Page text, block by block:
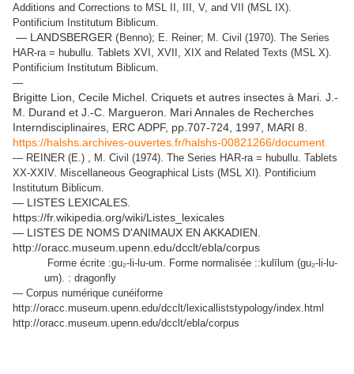
Additions and Corrections to MSL II, III, V, and VII (MSL IX).
Pontificium Institutum Biblicum.
— LANDSBERGER (Benno); E. Reiner; M. Civil (1970). The Series
HAR-ra = hubullu. Tablets XVI, XVII, XIX and Related Texts (MSL X).
Pontificium Institutum Biblicum.
—
Brigitte Lion, Cecile Michel. Criquets et autres insectes à Mari. J.-
M. Durand et J.-C. Margueron. Mari Annales de Recherches
Interndisciplinaires, ERC ADPF, pp.707-724, 1997, MARI 8.
https://halshs.archives-ouvertes.fr/halshs-00821266/document
— REINER (E.) , M. Civil (1974). The Series HAR-ra = hubullu. Tablets
XX-XXIV. Miscellaneous Geographical Lists (MSL XI). Pontificium
Institutum Biblicum.
— LISTES LEXICALES.
https://fr.wikipedia.org/wiki/Listes_lexicales
— LISTES DE NOMS D'ANIMAUX EN AKKADIEN.
http://oracc.museum.upenn.edu/dcclt/ebla/corpus
Forme écrite :gu₂-li-lu-um. Forme normalisée ::kulīlum (gu₂-li-lu-
um). : dragonfly
— Corpus numérique cunéiforme
http://oracc.museum.upenn.edu/dcclt/lexicalliststypology/index.html
http://oracc.museum.upenn.edu/dcclt/ebla/corpus